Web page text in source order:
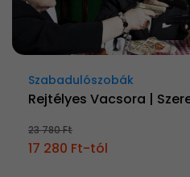
Szabadulószobák
Rejtélyes Vacsora |
23 780 Ft
17 280 Ft-tól